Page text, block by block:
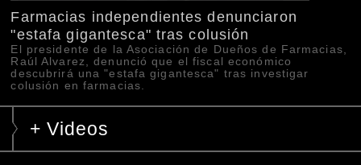
Farmacias independientes denunciaron
"estafa gigantesca" tras colusión
El presidente de la Asociación de Dueños de Farmacias,
Raúl Alvarez, denunció que el fiscal económico
descubrirá una "estafa gigantesca" tras investigar
colusión en farmacias.
+ Videos